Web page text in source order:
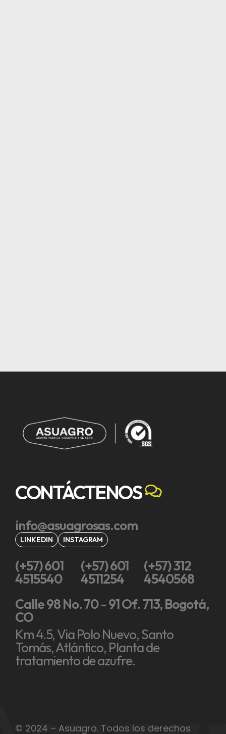
CONTÁCTENOS
info@asuagrosas.com
LINKEDIN INSTAGRAM
(+57) 601
4515540
(+57) 601
4511254
(+57) 312
4540568
Calle 98 No. 70 - 91 Of. 713, Bogotá,
CO
Km 4.5, Via Polo Nuevo, Santo
Tomás, Atlántico, Planta de
tratamiento de azufre.
© 2024 – Asuagro. Todos los derechos